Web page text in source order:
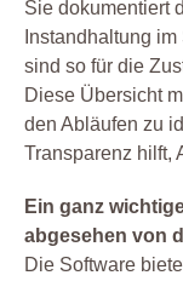
Sie dokumentiert
Instandhaltung
sind so für die
Diese Übersicht
den Abläufen zu
Transparenz hilft,
Ein ganz
abgesehen von
Die Software